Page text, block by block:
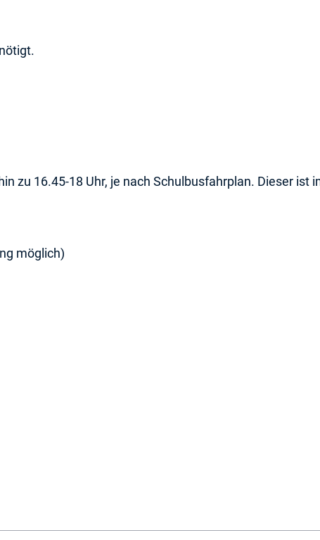
zu 16.45-18 Uhr, je nach Schulbusfahrplan. Dieser ist
möglich)